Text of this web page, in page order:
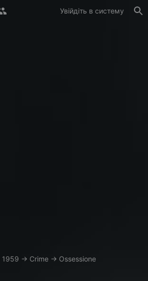
Увійдіть в систему
1959 → Crime → Ossessione